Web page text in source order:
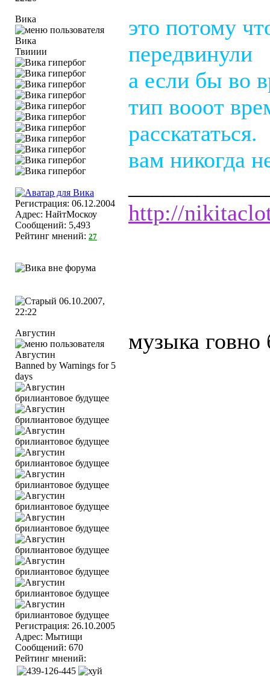
Вика
Твииии
Регистрация: 06.12.2004
Адрес: НайтМоскоу
Сообщений: 5,493
Рейтинг мнений: 27
это потому
передвинули
а если бы во
тип вооот
расскататься.
вам никогда
http://
06.10.2007,
22:22
Августин
Banned by Warnings for 5
days
Регистрация: 26.10.2005
Адрес: Мытищи
Сообщений: 670
Рейтинг мнений:
музыка говно